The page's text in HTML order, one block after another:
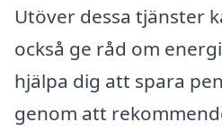
Utöver dessa tjänster
också ge råd om
hjälpa dig att spara
genom att